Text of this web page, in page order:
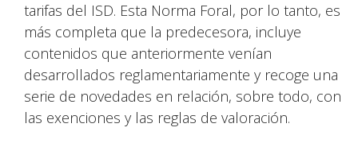
tarifas del ISD. Esta Norma Foral, por lo tanto, es
más completa que la predecesora, incluye
contenidos que anteriormente venían
desarrollados reglamentariamente y recoge una
serie de novedades en relación, sobre todo, con
las exenciones y las reglas de valoración.